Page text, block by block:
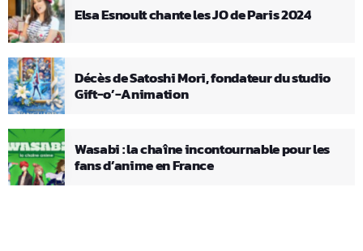
Elsa Esnoult chante les JO de Paris 2024
Décès de Satoshi Mori, fondateur du studio
Gift-o’-Animation
Wasabi : la chaîne incontournable pour les
fans d’anime en France